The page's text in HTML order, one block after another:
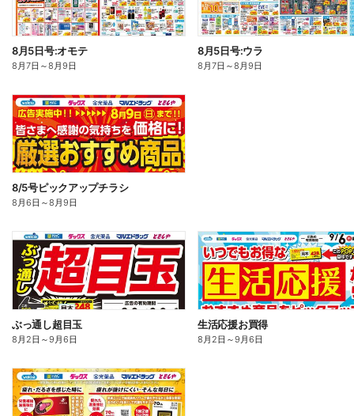
8月5日号:オモテ
8月7日 ～8月9日
8月5日号:ウラ
8月7日 ～8月9日
8/5号ピックアップチラシ
8月6日 ～8月9日
ぶっ通し超目玉
8月2日 ～9月6日
生活応援お買得
8月2日 ～9月6日